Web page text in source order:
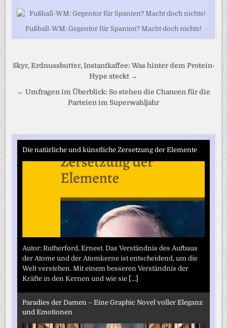
Fußball-WM: Gegentor für Spanien? Macht doch nichts!
Beitragsnavigation
Skyr, Erdnussbutter, Instantkaffee: Was hinter dem Protein-
Hype steckt →
← Umfragen im Überblick: So stehen die Chancen für die
Parteien im Superwahljahr
Die natürliche und künstliche Zersetzung der Elemente
Autor: Rutherford, Ernest. Das Verständnis des Aufbaus
der Atome und der Atomkerne ist entscheidend, um die
Welt verstehen. Mit einem besseren Verständnis der
Kräfte in den Kernen und wie sie [...]
Paradies der Damen – Eine Graphic Novel voller Eleganz
und Emotionen